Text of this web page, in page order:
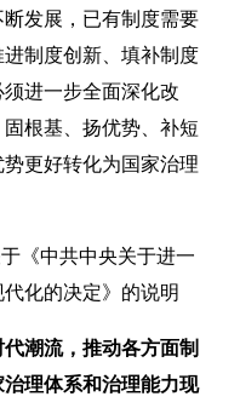
发展，已有制度需要
制度创新、填补制度
进一步全面深化改
根基、扬优势、补短
更好转化为国家治理
《中共中央关于进一
化的决定》的说明
潮流，推动各方面制
理体系和治理能力现